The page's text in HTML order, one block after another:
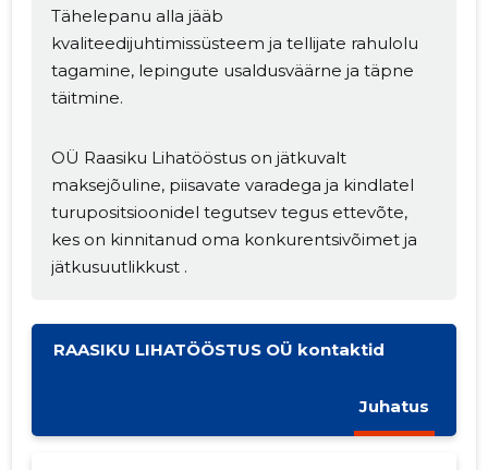
Tähelepanu alla jääb
kvaliteedijuhtimissüsteem ja tellijate rahulolu
tagamine, lepingute usaldusväärne ja täpne
täitmine.
OÜ Raasiku Lihatööstus on jätkuvalt
maksejõuline, piisavate varadega ja kindlatel
turupositsioonidel tegutsev tegus ettevõte,
kes on kinnitanud oma konkurentsivõimet ja
jätkusuutlikkust .
RAASIKU LIHATÖÖSTUS OÜ kontaktid
Juhatus
MUUDA